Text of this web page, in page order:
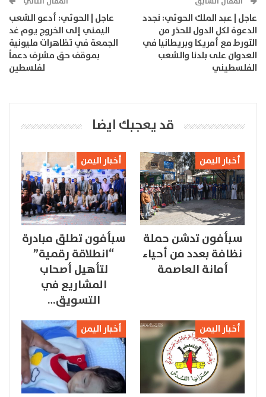
عاجل | عبد الملك الحوثي: نجدد
الدعوة لكل الدول للحذر من
التورط مع أمريكا وبريطانيا في
العدوان على بلدنا والشعب
الفلسطيني
عاجل | الحوثي: أدعو الشعب
اليمني إلى الخروج يوم غد
الجمعة في تظاهرات مليونية
بموقف حق مشرف دعماً
لفلسطين
قد يعجبك ايضا
أخبار اليمن
سبأفون تدشن حملة
نظافة بعدد من أحياء
أمانة العاصمة
أخبار اليمن
سبأفون تطلق مبادرة
“انطلاقة رقمية”
لتأهيل أصحاب
المشاريع في
التسويق…
أخبار اليمن أخبار اليمن